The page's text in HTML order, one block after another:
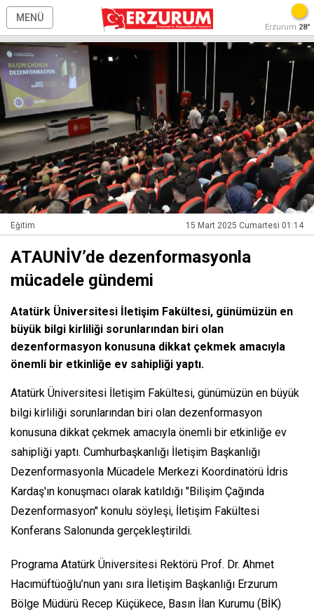
MENÜ
Erzurum 28°
Eğitim 15 Mart 2025 Cumartesi 01:14
ATAUNİV’de dezenformasyonla
mücadele gündemi
Atatürk Üniversitesi İletişim Fakültesi, günümüzün en
büyük bilgi kirliliği sorunlarından biri olan
dezenformasyon konusuna dikkat çekmek amacıyla
önemli bir etkinliğe ev sahipliği yaptı.
Atatürk Üniversitesi İletişim Fakültesi, günümüzün en büyük
bilgi kirliliği sorunlarından biri olan dezenformasyon
konusuna dikkat çekmek amacıyla önemli bir etkinliğe ev
sahipliği yaptı. Cumhurbaşkanlığı İletişim Başkanlığı
Dezenformasyonla Mücadele Merkezi Koordinatörü İdris
Kardaş'ın konuşmacı olarak katıldığı "Bilişim Çağında
Dezenformasyon" konulu söyleşi, İletişim Fakültesi
Konferans Salonunda gerçekleştirildi.
Programa Atatürk Üniversitesi Rektörü Prof. Dr. Ahmet
Hacımüftüoğlu’nun yanı sıra İletişim Başkanlığı Erzurum
Bölge Müdürü Recep Küçükece, Basın İlan Kurumu (BİK)